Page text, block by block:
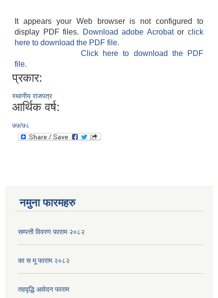
It appears your Web browser is not configured to
display PDF files.
Download adobe Acrobatorclick
here to download the PDF file.
Click here to download the PDF
file.
प्रकार:
स्थानीय राजपत्र
आर्थिक वर्ष:
७७/७८
नमुना फारमहरु
सम्पत्ती विवरण फाराम २०८२
का स मू फाराम २०८२
तहवृद्धि आवेदन फाराम